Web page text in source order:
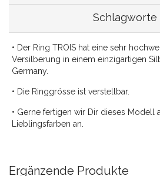
Schlagworte
• Der Ring TROIS hat eine sehr
Versilberung in einem einzigartigen
Germany.
• Die Ringgrösse ist verstellbar.
• Gerne fertigen wir Dir dieses Modell
Lieblingsfarben an.
Ergänzende Produkte